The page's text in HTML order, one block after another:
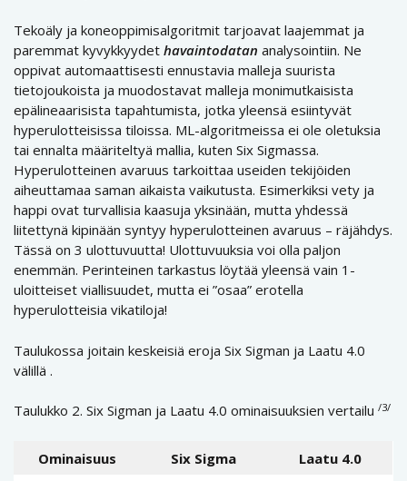
Tekoäly ja koneoppimisalgoritmit tarjoavat laajemmat ja
paremmat kyvykkyydet havaintodatan analysointiin. Ne ​​
oppivat automaattisesti ennustavia malleja suurista
tietojoukoista ja muodostavat malleja monimutkaisista
epälineaarisista tapahtumista, jotka yleensä esiintyvät
hyperulotteisissa tiloissa. ML-algoritmeissa ei ole oletuksia
tai ennalta määriteltyä mallia, kuten Six Sigmassa.
Hyperulotteinen avaruus tarkoittaa useiden tekijöiden
aiheuttamaa saman aikaista vaikutusta. Esimerkiksi vety ja
happi ovat turvallisia kaasuja yksinään, mutta yhdessä
liitettynä kipinään syntyy hyperulotteinen avaruus – räjähdys.
Tässä on 3 ulottuvuutta! Ulottuvuuksia voi olla paljon
enemmän. Perinteinen tarkastus löytää yleensä vain 1-
uloitteiset viallisuudet, mutta ei ”osaa” erotella
hyperulotteisia vikatiloja!
Taulukossa joitain keskeisiä eroja Six Sigman ja Laatu 4.0
välillä .
Taulukko 2. Six Sigman ja Laatu 4.0 ominaisuuksien vertailu /3/
Ominaisuus Six Sigma Laatu 4.0